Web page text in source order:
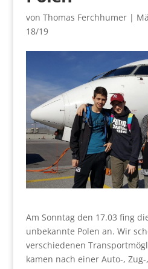
von Thomas Ferchhumer|
18/19
Am Sonntag den 17.03 fing
unbekannte Polen an. Wir
verschiedenen
kamen nach einer Auto-,